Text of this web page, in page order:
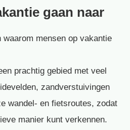
gaan naar
mensen op vakantie
prachtig gebied met veel
zandverstuivingen
wandel- en fietsroutes, zodat
manier kunt verkennen.